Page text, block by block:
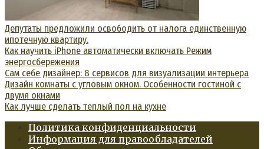
Депутаты предложили освободить от налога единственную
ипотечную квартиру.
Как научить iPhone автоматически включать Режим
энергосбережения
Сам себе дизайнер: 8 сервисов для визуализации интерьера
Дизайн комнаты с угловым окном. Особенности гостиной с
двумя окнами
Как лучше сделать теплый пол на кухне
Политика конфиденциальности
Информация для правообладателей